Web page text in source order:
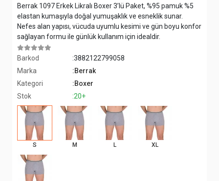
Berrak 1097 Erkek Likralı Boxer 3’lü Paket, %95 pamuk %5
elastan kumaşıyla doğal yumuşaklık ve esneklik sunar.
Nefes alan yapısı, vücuda uyumlu kesimi ve gün boyu konfor
sağlayan formu ile günlük kullanım için idealdir.
Barkod
:3882122799058
Marka
:Berrak
Kategori
:Boxer
Stok
:20+
S M L XL